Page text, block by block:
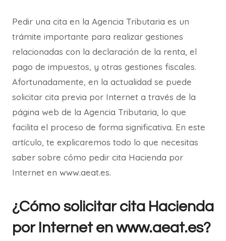
Pedir una cita en la Agencia Tributaria es un
trámite importante para realizar gestiones
relacionadas con la declaración de la renta, el
pago de impuestos, y otras gestiones fiscales.
Afortunadamente, en la actualidad se puede
solicitar cita previa por Internet a través de la
página web de la Agencia Tributaria, lo que
facilita el proceso de forma significativa. En este
artículo, te explicaremos todo lo que necesitas
saber sobre cómo pedir cita Hacienda por
Internet en www.aeat.es.
¿Cómo solicitar cita Hacienda
por Internet en www.aeat.es?